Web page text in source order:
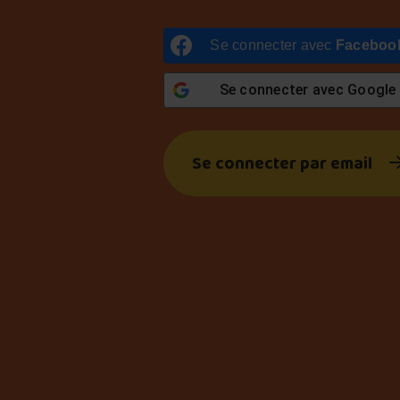
Se connecter avec
Se connecter avec Google
Se connecter par email